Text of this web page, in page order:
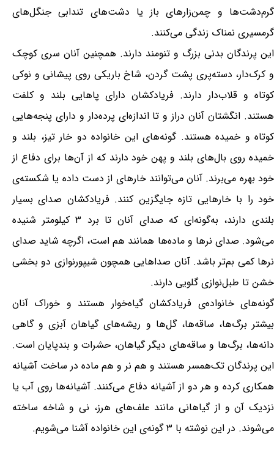
گرم‌دشت‌ها و چمن‌زارهای باز یا دشت‌های تندابی جنگل‌های
گرمسیری نمناک زندگی می‌کنند.
این پرندگان بدنی بزرگ و تنومند دارند. همچنین آنان سری کوچک
و کرک‌دار، دسته‌پری پشت گردن، شاخ باریکی روی پیشانی و نوکی
کوتاه و قلا‌ب‌دار دارند. فریادکشان دارای پاهایی بلند و کلفت
هستند. انگشتان آنان دراز و تا اندازه‌ای پرده‌دار و دارای پنجه‌هایی
کوتاه و خمیده هستند. گونه‌های این خانواده دو خار تیز، بلند و
خمیده روی بال‌های بلند و پهن خود دارند که از آن‌ها برای دفاع از
خود بهره می‌برند. آنان می‌توانند خارهای از دست داده یا شکسته‌ی
خود را با خارهایی تازه جایگزین کنند. فریادکشان صدای بسیار
بلندی دارند، به‌گونه‌ای که صدای آنان تا برد ۳ کیلومتر شنیده
می‌شود. صدای نرها و ماده‌ها همانند هم است، اگرچه شاید صدای
نرها کمی بم‌تر باشد. آنان صداهایی همچون شیپورنوازی دو بخشی
خشن تا طبل‌نوازی گلویی دارند.
گونه‌های خانواده‌ی فریادکشان گیاه‌خوار هستند و خوراک آنان
بیشتر برگ‌ها، ساقه‌ها، گل‌ها و ریشه‌های گیاهان آبزی و گاهی
دانه‌ها، برگ‌ها و ساقه‌های دیگر گیاهان، حشرات و بندپایان است.
این پرندگان تک‌همسر هستند و هم نر و هم ماده در ساخت آشیانه
همکاری کرده و هر دو از آشیانه دفاع می‌کنند. آشیانه‌ها روی آب یا
نزدیک آن و از گیاهانی مانند علف‌های هرز، نی و شاخه ساخته
می‌شوند. در این نوشته با ۳ گونه‌ی این خانواده آشنا می‌شویم.